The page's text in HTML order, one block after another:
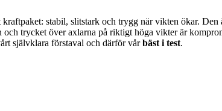
stabil, slitstark och trygg när vikten ökar.
trycket över axlarna på riktigt höga vikter är
självklara förstaval och därför vårbäst i test.